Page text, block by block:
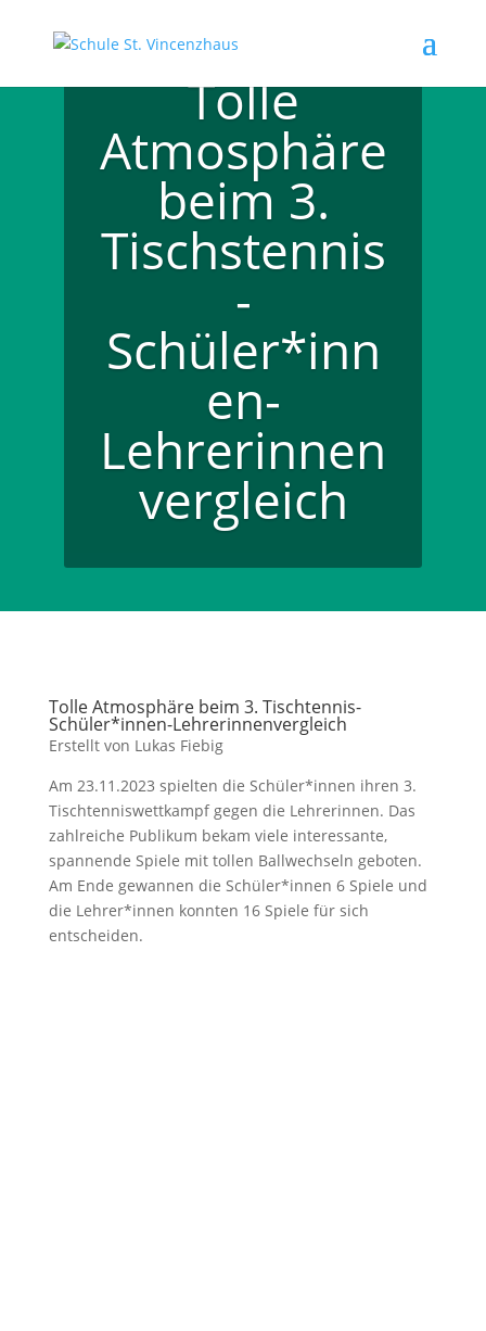
Tolle
Atmosphäre
beim 3.
Tischstennis
-
Schüler*inn
en-
Lehrerinnen
vergleich
Tolle Atmosphäre beim 3. Tischtennis-
Schüler*innen-Lehrerinnenvergleich
Erstellt von Lukas Fiebig
Am 23.11.2023 spielten die Schüler*innen ihren 3.
Tischtenniswettkampf gegen die Lehrerinnen. Das
zahlreiche Publikum bekam viele interessante,
spannende Spiele mit tollen Ballwechseln geboten.
Am Ende gewannen die Schüler*innen 6 Spiele und
die Lehrer*innen konnten 16 Spiele für sich
entscheiden.